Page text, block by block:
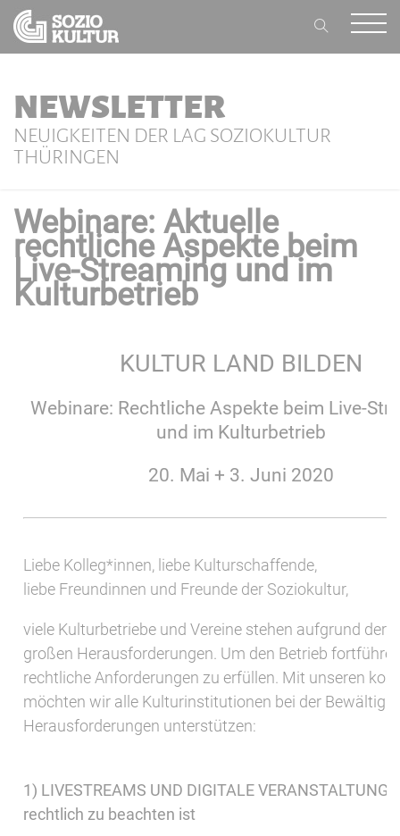
NEWSLETTER
NEUIGKEITEN DER LAG SOZIOKULTUR
THÜRINGEN
Webinare: Aktuelle
rechtliche Aspekte beim
Live-Streaming und im
Kulturbetrieb
KULTUR LAND BILDEN
Webinare: Rechtliche Aspekte beim Live-
und im Kulturbetrieb
20. Mai + 3. Juni 2020
Liebe Kolleg*innen, liebe Kulturschaffende,
liebe Freundinnen und Freunde der Soziokultur,
viele Kulturbetriebe und Vereine stehen aufgrund der
großen Herausforderungen. Um den Betrieb
rechtliche Anforderungen zu erfüllen. Mit unseren
möchten wir alle Kulturinstitutionen bei der
Herausforderungen unterstützen:
1) LIVESTREAMS UND DIGITALE
rechtlich zu beachten ist